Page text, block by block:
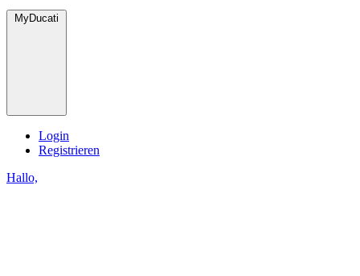
MyDucati
Login
Registrieren
Hallo,